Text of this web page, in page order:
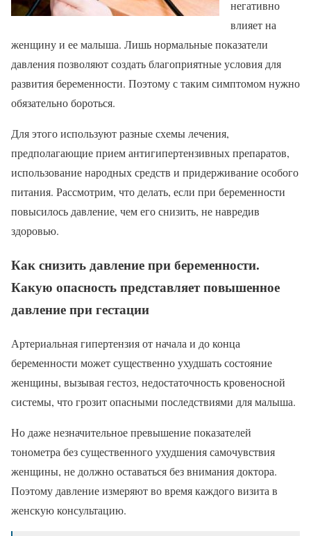
негативно
влияет на
женщину и ее малыша. Лишь нормальные показатели
давления позволяют создать благоприятные условия для
развития беременности. Поэтому с таким симптомом нужно
обязательно бороться.
Для этого используют разные схемы лечения,
предполагающие прием антигипертензивных препаратов,
использование народных средств и придерживание особого
питания. Рассмотрим, что делать, если при беременности
повысилось давление, чем его снизить, не навредив
здоровью.
Как снизить давление при беременности.
Какую опасность представляет повышенное
давление при гестации
Артериальная гипертензия от начала и до конца
беременности может существенно ухудшать состояние
женщины, вызывая гестоз, недостаточность кровеносной
системы, что грозит опасными последствиями для малыша.
Но даже незначительное превышение показателей
тонометра без существенного ухудшения самочувствия
женщины, не должно оставаться без внимания доктора.
Поэтому давление измеряют во время каждого визита в
женскую консультацию.